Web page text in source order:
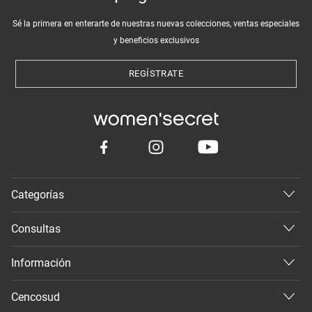
Sé la primera en enterarte de nuestras nuevas colecciones, ventas especiales
y beneficios exclusivos
REGÍSTRATE
Categorías
Consultas
Información
Cencosud